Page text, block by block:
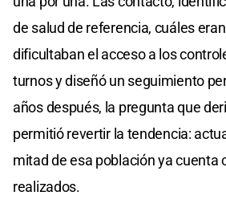
de salud de referencia, cuáles
dificultaban el acceso a los
turnos y diseñó un seguimiento
años después, la pregunta que
permitió revertir la tendencia:
mitad de esa población ya cuenta
realizados.